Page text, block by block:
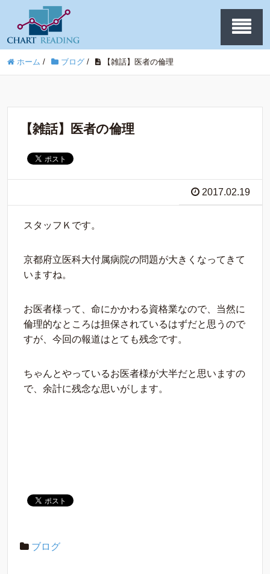
ホーム / ブログ / 【雑話】医者の倫理
【雑話】医者の倫理
2017.02.19
スタッフＫです。
京都府立医科大付属病院の問題が大きくなってきて
いますね。
お医者様って、命にかかわる資格業なので、当然に
倫理的なところは担保されているはずだと思うので
すが、今回の報道はとても残念です。
ちゃんとやっているお医者様が大半だと思いますの
で、余計に残念な思いがします。
ブログ